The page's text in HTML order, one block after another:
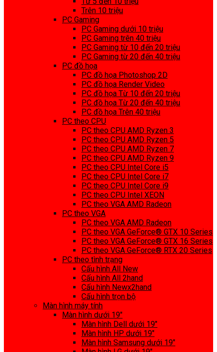
Trên 10 triệu
PC Gaming
PC Gaming dưới 10 triệu
PC Gaming trên 40 triệu
PC Gaming từ 10 đến 20 triệu
PC Gaming từ 20 đến 40 triệu
PC đồ họa
PC đồ họa Photoshop 2D
PC đồ họa Render Video
PC đồ họa Từ 10 đến 20 triệu
PC đồ họa Từ 20 đến 40 triệu
PC đồ họa Trên 40 triệu
PC theo CPU
PC theo CPU AMD Ryzen 3
PC theo CPU AMD Ryzen 5
PC theo CPU AMD Ryzen 7
PC theo CPU AMD Ryzen 9
PC theo CPU Intel Core i5
PC theo CPU Intel Core i7
PC theo CPU Intel Core i9
PC theo CPU Intel XEON
PC theo VGA AMD Radeon
PC theo VGA
PC theo VGA AMD Radeon
PC theo VGA GeForce® GTX 10 Series
PC theo VGA GeForce® GTX 16 Series
PC theo VGA GeForce® RTX 20 Series
PC theo tình trạng
Cấu hình All New
Cấu hình All 2hand
Cấu hình Newx2hand
Cấu hình trọn bộ
Màn hình máy tính
Màn hình dưới 19″
Màn hình Dell dưới 19″
Màn hình HP dưới 19″
Màn hình Samsung dưới 19″